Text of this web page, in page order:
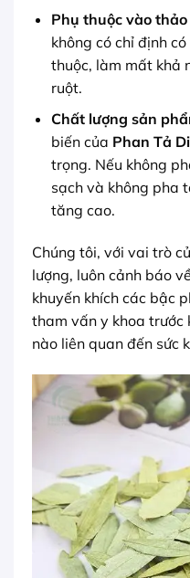
Phụ thuộc vào thảo
không có chỉ định
thuộc, làm mất khả
ruột.
Chất lượng sản
biến của Phan Tả
trọng. Nếu không
sạch và không pha
tăng cao.
Chúng tôi, với vai trò
lượng, luôn cảnh báo
khuyến khích các bậc
tham vấn y khoa
nào liên quan đến sức